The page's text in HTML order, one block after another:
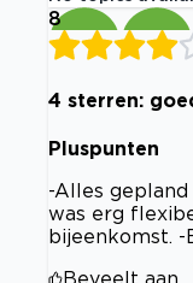
8
4 sterren:
Pluspunten
-Alles
was erg
bijeenkomst. -
Beveelt aan